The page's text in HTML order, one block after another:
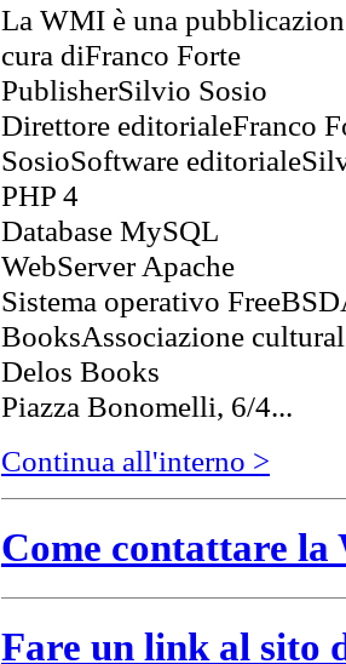
La WMI è una
cura diFranco Forte
PublisherSilvio Sosio
Direttore editorialeFranco
SosioSoftware
PHP 4
Database MySQL
WebServer Apache
Sistema operativo
BooksAssociazione
Delos Books
Piazza Bonomelli, 6/4...
Continua all'interno >
Come contattare
Fare un link al sito